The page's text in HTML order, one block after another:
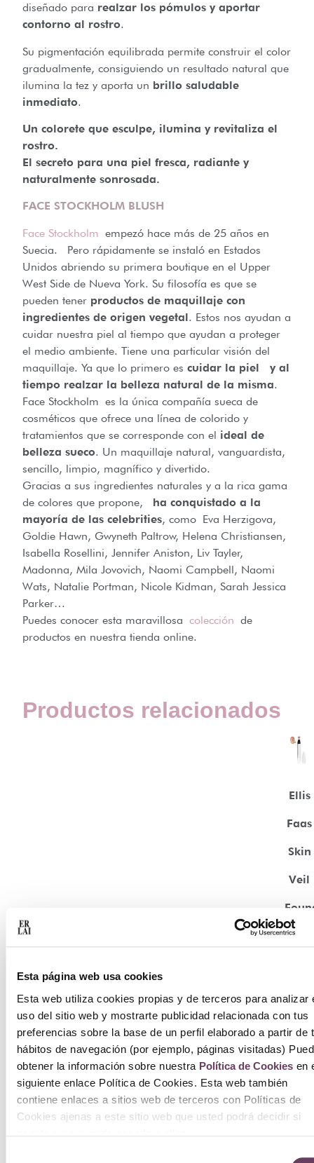
Esta página web usa cookies
Esta web utiliza cookies propias y de terceros para analizar
uso del sitio web y mostrarte publicidad relacionada con tus
preferencias sobre la base de un perfil elaborado a partir de
hábitos de navegación (por ejemplo, páginas visitadas)
obtener la información sobre nuestra Política de Cookiesen
siguiente enlace Política de Cookies. Esta web también
contiene enlaces a sitios web de terceros con Políticas de
Cookies ajenas a este sitio web que usted podrá decidir si
diseñado para realzar los pómulos y aportar
contorno al rostro.
Su pigmentación equilibrada permite construir el color
gradualmente, consiguiendo un resultado natural que
ilumina la tez y aporta un brillo saludable
inmediato.
Un colorete que esculpe, ilumina y revitaliza el
rostro.
El secreto para una piel fresca, radiante y
naturalmente sonrosada.
FACE STOCKHOLM BLUSH
Face Stockholm empezó hace más de 25 años en
Suecia. Pero rápidamente se instaló en Estados
Unidos abriendo su primera boutique en el Upper
West Side de Nueva York. Su filosofía es que se
pueden tener productos de maquillaje con
ingredientes de origen vegetal. Estos nos ayudan a
cuidar nuestra piel al tiempo que ayudan a proteger
el medio ambiente. Tiene una particular visión del
maquillaje. Ya que lo primero es cuidar la piel y al
tiempo realzar la belleza natural de la misma.
Face Stockholm es la única compañía sueca de
cosméticos que ofrece una línea de colorido y
tratamientos que se corresponde con el ideal de
belleza sueco. Un maquillaje natural, vanguardista,
sencillo, limpio, magnífico y divertido.
Gracias a sus ingredientes naturales y a la rica gama
de colores que propone, ha conquistado a la
mayoría de las celebrities, como Eva Herzigova,
Goldie Hawn, Gwyneth Paltrow, Helena Christiansen,
Isabella Rosellini, Jennifer Aniston, Liv Tayler,
Madonna, Mila Jovovich, Naomi Campbell, Naomi
Wats, Natalie Portman, Nicole Kidman, Sarah Jessica
Parker…
Puedes conocer esta maravillosa colección de
productos en nuestra tienda online.
Productos relacionados
Ellis
Faas
Skin
Veil
Pen